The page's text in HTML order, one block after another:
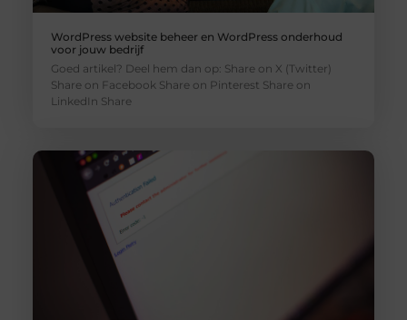
WordPress website beheer en WordPress onderhoud
voor jouw bedrijf
Goed artikel? Deel hem dan op: Share on X (Twitter)
Share on Facebook Share on Pinterest Share on
LinkedIn Share